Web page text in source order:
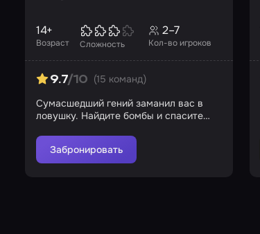
Возраст
14+
Сложность Кол-во игроков
2–7
9.7/10 (15 команд)
Сумасшедший гений заманил вас в
ловушку. Найдите бомбы и спасите
Забронировать